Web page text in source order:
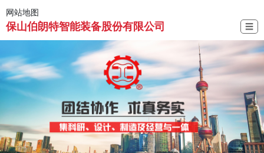
网站地图
保山伯朗特智能装备股份有限公司 ☰